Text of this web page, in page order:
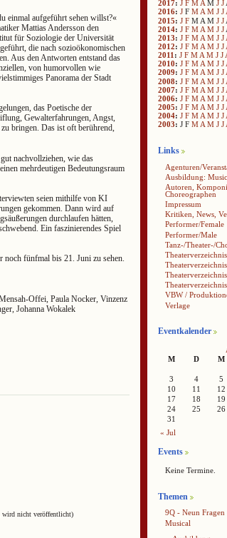
einmal aufgeführt sehen willst?«
Mattias Andersson den
für Soziologie der Universität
die nach sozioökonomischen
Aus den Antworten entstand das
von humorvollen wie
Panorama der Stadt
das Poetische der
Gewalterfahrungen, Angst,
bringen. Das ist oft berührend,
nachvollziehen, wie das
mehrdeutigen Bedeutungsraum
seien mithilfe von KI
gekommen. Dann wird auf
durchlaufen hätten,
Ein faszinierendes Spiel
noch fünfmal bis 21. Juni zu sehen.
Offei, Paula Nocker, Vinzenz
Johanna Wokalek
wird nicht veröffentlicht)
2017: J F M A M J J
2016: J F M A M J J
2015: J F M A M J J
2014: J F M A M J J
2013: J F M A M J J
2012: J F M A M J J
2011 : J F M A M J J
2010: J F M A M J J
2009: J F MA M J J
2008: J F M A M J J
2007: J F M A M J J
2006: J F M A M J J
2005: J F M A M J J
2004: J F M A M J J
2003: J F M A M J J
Links
Agenturen/
Ausbildung:
Autoren,
Choreographen
Impressum
Kritiken, News,
Performer/Female
Performer/Male
Tanz-/Theater-/
VBW /
Verlage
Eventkalender
M
D M
3
4 5
10
11 12
17
18 19
24
25 26
31
« Jul
Events
Keine Termine.
Themen
9Q - Neun
Musical